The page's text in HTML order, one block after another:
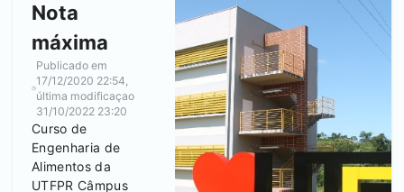
Nota
máxima
Publicado em
17/12/2020 22:54,
última modificaçao
31/10/2022 23:20
Curso de
Engenharia de
Alimentos da
UTFPR Câmpus